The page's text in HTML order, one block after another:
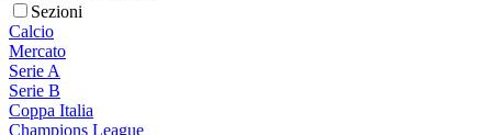
Sezioni
Calcio
Mercato
Serie A
Serie B
Coppa Italia
Champions League